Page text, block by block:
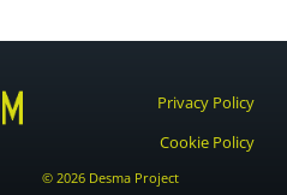
Privacy Policy
Cookie Policy
© 2026 Desma Project